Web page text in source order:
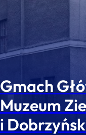
Gmach
Muzeum
i